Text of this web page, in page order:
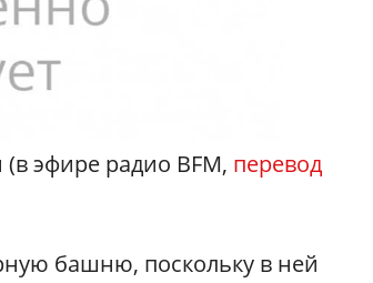
эфире радио BFM, перевод
башню, поскольку в ней